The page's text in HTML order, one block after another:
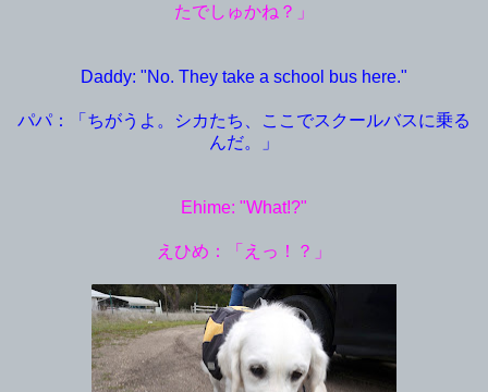
たでしゅかね？」
Daddy: "No. They take a school bus here."
パパ：「ちがうよ。シカたち、ここでスクールバスに乗る
んだ。」
Ehime: "What!?"
えひめ：「えっ！？」